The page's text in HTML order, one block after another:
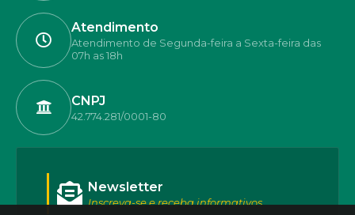
Atendimento
Atendimento de Segunda-feira a Sexta-feira das
07h as 18h
CNPJ
42.774.281/0001-80
Newsletter
Inscreva-se e receba informativos